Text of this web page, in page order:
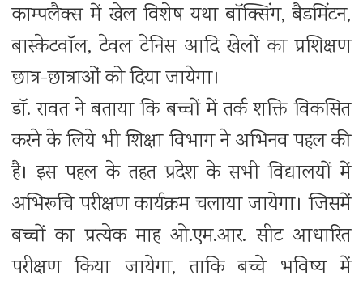
काम्पलैक्स में खेल विशेष यथा बॉक्सिंग, बैडमिंटन,
बास्केटवॉल, टेवल टेनिस आदि खेलों का प्रशिक्षण
छात्र-छात्राओं को दिया जायेगा।
डॉ. रावत ने बताया कि बच्चों में तर्क शक्ति विकसित
करने के लिये भी शिक्षा विभाग ने अभिनव पहल की
है। इस पहल के तहत प्रदेश के सभी विद्यालयों में
अभिरूचि परीक्षण कार्यक्रम चलाया जायेगा। जिसमें
बच्चों का प्रत्येक माह ओ.एम.आर. सीट आधारित
परीक्षण किया जायेगा, ताकि बच्चे भविष्य में